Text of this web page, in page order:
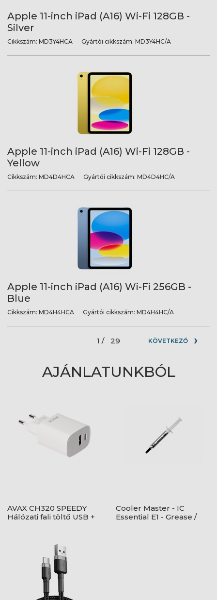
Apple 11-inch iPad (A16) Wi-Fi 128GB -
Silver
Cikkszám: MD3Y4HCA Gyártói cikkszám: MD3Y4HC/A
Apple 11-inch iPad (A16) Wi-Fi 128GB -
Yellow
Cikkszám: MD4D4HCA Gyártói cikkszám: MD4D4HC/A
Apple 11-inch iPad (A16) Wi-Fi 256GB -
Blue
Cikkszám: MD4H4HCA Gyártói cikkszám: MD4H4HC/A
1 / 29 KÖVETKEZŐ
AJÁNLATUNKBÓL
AVAX CH320 SPEEDY
Hálózati fali töltő USB +
Cooler Master - IC
Essential E1 - Grease /